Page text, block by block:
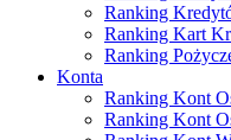
Ranking
Ranking Kart
Ranking
Konta
Ranking Kont
Ranking Kont